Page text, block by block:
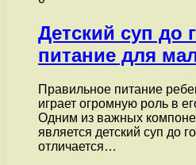
Детский суп до
питание для
Правильное питание
играет огромную роль в
Одним из важных
является детский суп до
отличается…